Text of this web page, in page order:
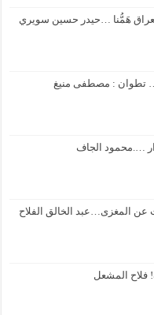
هَمُّنا …حيدر حسين سويري
… تطوان : مصطفى منيغ
….محمود الجاف
عن المغزى…عبد الخالق الفلاح